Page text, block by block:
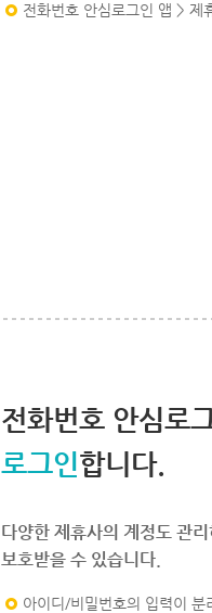
전화번호 안심로그인 앱 > 제
전화번호 안심로
로그인합니다.
다양한 제휴사의 계정도 관
보호받을 수 있습니다.
아이디/비밀번호의 입력이